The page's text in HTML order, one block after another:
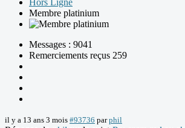
Hors Ligne
Membre platinium
Messages : 9041
Remerciements reçus 259
il y a 13 ans 3 mois #93736 parphil